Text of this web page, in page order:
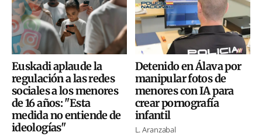
Euskadi aplaude la
regulación a las redes
sociales a los menores
de 16 años: "Esta
medida no entiende de
ideologías"
Detenido en Álava por
manipular fotos de
menores con IA para
crear pornografía
infantil
L. Aranzabal